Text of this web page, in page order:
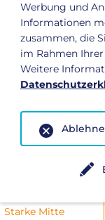
Rückenfit
11:10 - 11:55
Easy Step
14:00 - 14:45
Starke Mitte
Starke Mitte
Werbung und
Informationen
zusammen, die
im Rahmen
Weitere